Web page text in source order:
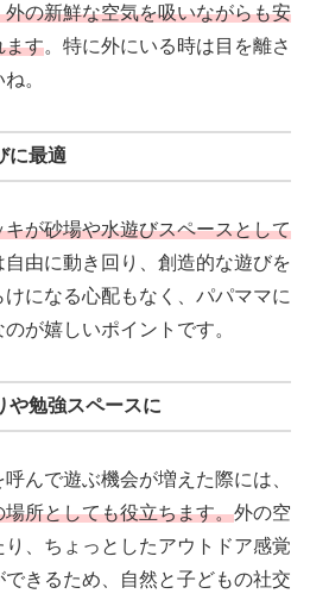
の新鮮な空気を吸いながらも安
ます。特に外にいる時は目を離さ
。
に最適
が砂場や水遊びスペースとして
自由に動き回り、創造的な遊びを
になる心配もなく、パパママに
が嬉しいポイントです。
や勉強スペースに
んで遊ぶ機会が増えた際には、
所としても役立ちます。外の空
、ちょっとしたアウトドア感覚
きるため、自然と子どもの社交